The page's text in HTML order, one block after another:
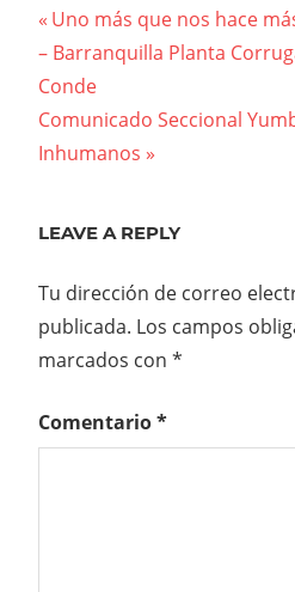
Navegación
de
entradas
Previous
Post:
Uno más que nos hace
– Barranquilla Planta
Conde
Next
Post:
Comunicado Seccional
Inhumanos
LEAVE A REPLY
Tu dirección de correo
publicada. Los campos
marcados con *
Comentario*